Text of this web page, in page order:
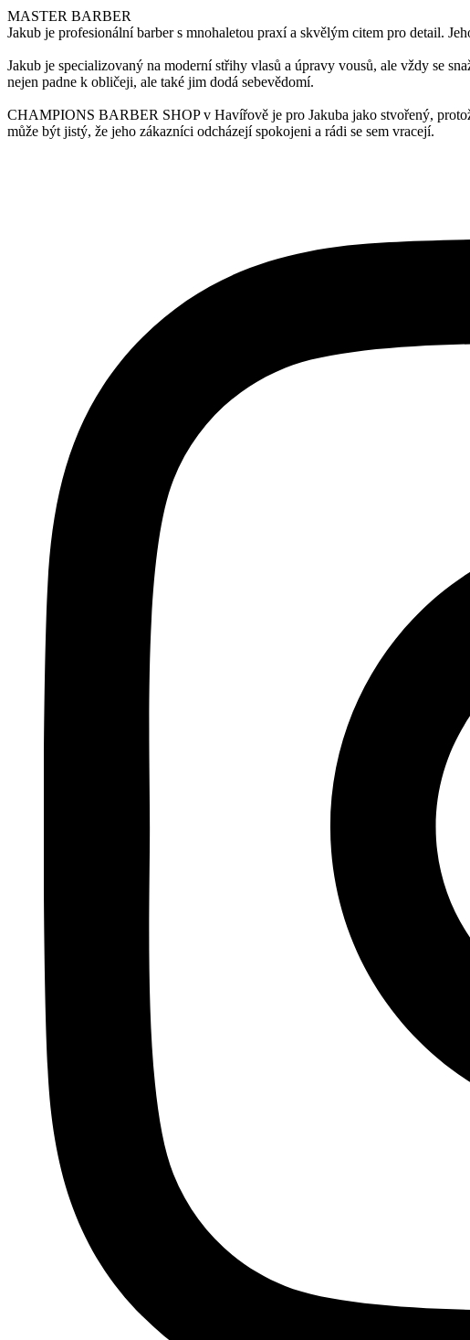
MASTER BARBER
Jakub je profesionální barber s mnohaletou praxí a skvělým citem pro detail.
Jakub je specializovaný na moderní střihy vlasů a úpravy vousů, ale vždy se
nejen padne k obličeji, ale také jim dodá sebevědomí.
CHAMPIONS BARBER SHOP v Havířově je pro Jakuba jako stvořený,
může být jistý, že jeho zákazníci odcházejí spokojeni a rádi se sem vracejí.